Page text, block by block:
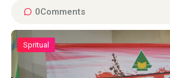
0Comments
Spritual